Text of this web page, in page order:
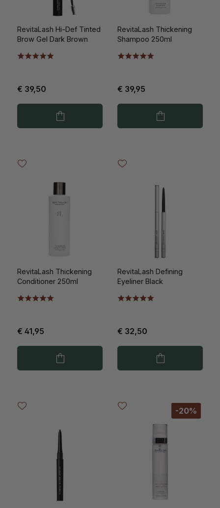
RevitaLash Hi-Def Tinted
Brow Gel Dark Brown
€ 39,50
RevitaLash Thickening
Shampoo 250ml
€ 39,95
RevitaLash Thickening
Conditioner 250ml
€ 41,95
RevitaLash Defining
Eyeliner Black
€ 32,50
-20%